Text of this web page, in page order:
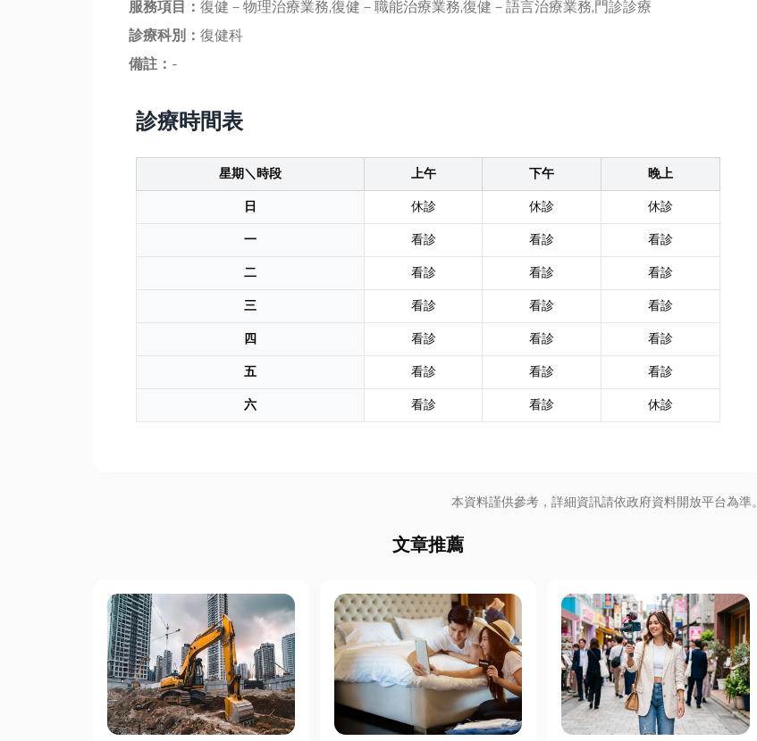
服務項目： 復健－物理治療業務,復健－職能治療業務,復健－語言治療業務,門診診療
診療科別： 復健科
備註： -
診療時間表
星期＼時段 上午 下午
晚上
日
休診 休診
休診
一
看診 看診
看診
二
看診 看診
看診
三
看診 看診
看診
四
看診 看診
看診
五
看診 看診
看診
六
看診 看診 休診
本資料謹供參考，詳細資訊請依政府資料開放平台為準。
文章推薦